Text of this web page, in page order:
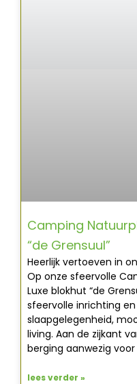
Camping
“de Grensuul”
Heerlijk vertoeven in
Op onze sfeervolle
Luxe blokhut “de
sfeervolle inrichting
slaapgelegenheid,
living. Aan de zijkant
berging aanwezig
lees verder »